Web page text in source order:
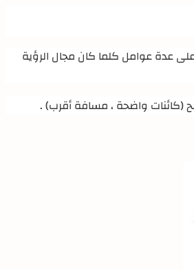
عدة عوامل كلما كان مجال الرؤية
(كائنات واضحة ، مسافة أقرب).